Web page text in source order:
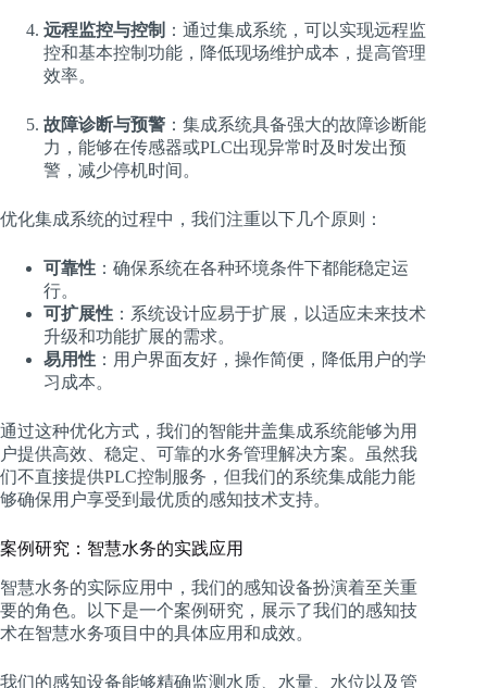
远程监控与控制 ：通过集成系统，可以实现远程监
控和基本控制功能，降低现场维护成本，提高管理
效率。
故障诊断与预警 ：集成系统具备强大的故障诊断能
力，能够在传感器或PLC出现异常时及时发出预
警，减少停机时间。
优化集成系统的过程中，我们注重以下几个原则：
可靠性 ：确保系统在各种环境条件下都能稳定运
行。
可扩展性 ：系统设计应易于扩展，以适应未来技术
升级和功能扩展的需求。
易用性 ：用户界面友好，操作简便，降低用户的学
习成本。
通过这种优化方式，我们的智能井盖集成系统能够为用
户提供高效、稳定、可靠的水务管理解决方案。虽然我
们不直接提供PLC控制服务，但我们的系统集成能力能
够确保用户享受到最优质的感知技术支持。
案例研究：智慧水务的实践应用
智慧水务的实际应用中，我们的感知设备扮演着至关重
要的角色。以下是一个案例研究，展示了我们的感知技
术在智慧水务项目中的具体应用和成效。
我们的感知设备能够精确监测水质、水量、水位以及管